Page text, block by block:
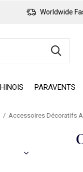
PARAVENTS
Worldwide
Accessoires Décoratifs